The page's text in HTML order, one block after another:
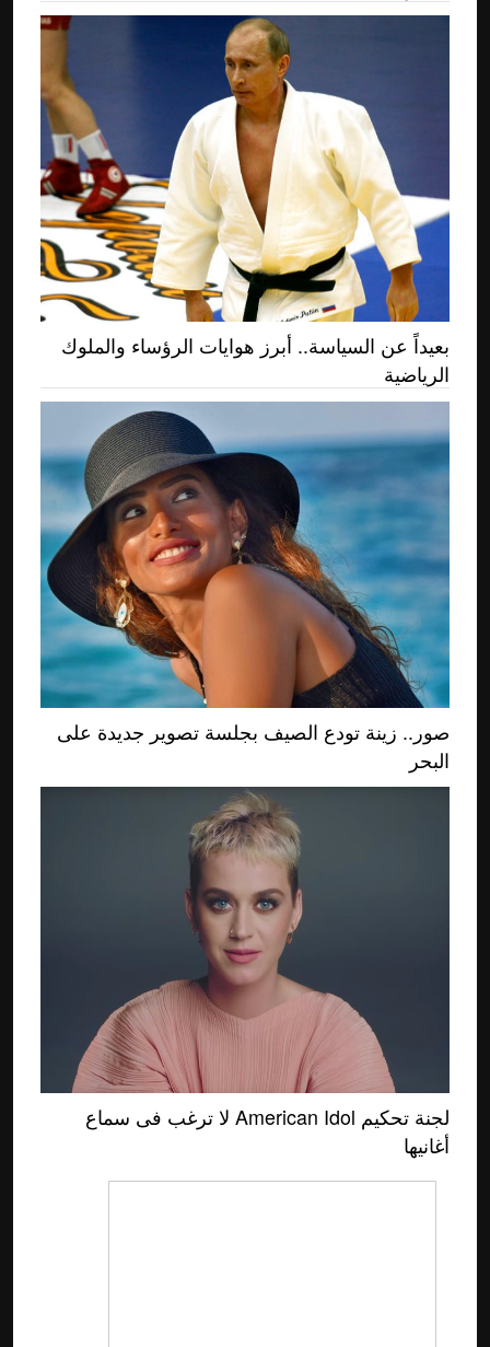
بعيداً عن السياسة.. أبرز هوايات الرؤساء والملوك
الرياضية
صور.. زينة تودع الصيف بجلسة تصوير جديدة على
البحر
لجنة تحكيم American Idol لا ترغب فى سماع
أغانيها